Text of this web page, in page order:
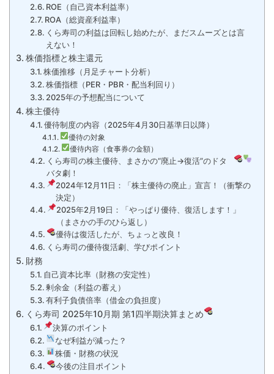
ROE（自己資本利益率）
ROA（総資産利益率）
くら寿司の利益は回転し始めたが、まだスムーズとは言
えない！
株価指標と株主還元
株価推移（月足チャート分析）
株価指標（PER・PBR・配当利回り）
2025年の予想配当について
株主優待
優待制度の内容（2025年4月30日基準日以降）
優待の対象
優待内容（食事券の金額）
くら寿司の株主優待、まさかの“廃止→復活”のドタ
バタ劇！
2024年12月11日：「株主優待の廃止」宣言！（衝撃の
決定）
2025年2月19日：「やっぱり優待、復活します！」
（まさかの手のひら返し）
優待は復活したが、ちょっと改良！
くら寿司の優待復活劇、学びポイント
財務
自己資本比率（財務の安定性）
剰余金（利益の蓄え）
有利子負債倍率（借金の負担度）
くら寿司 2025年10月期 第1四半期決算まとめ
決算のポイント
なぜ利益が減った？
株価・財務の状況
今後の注目ポイント